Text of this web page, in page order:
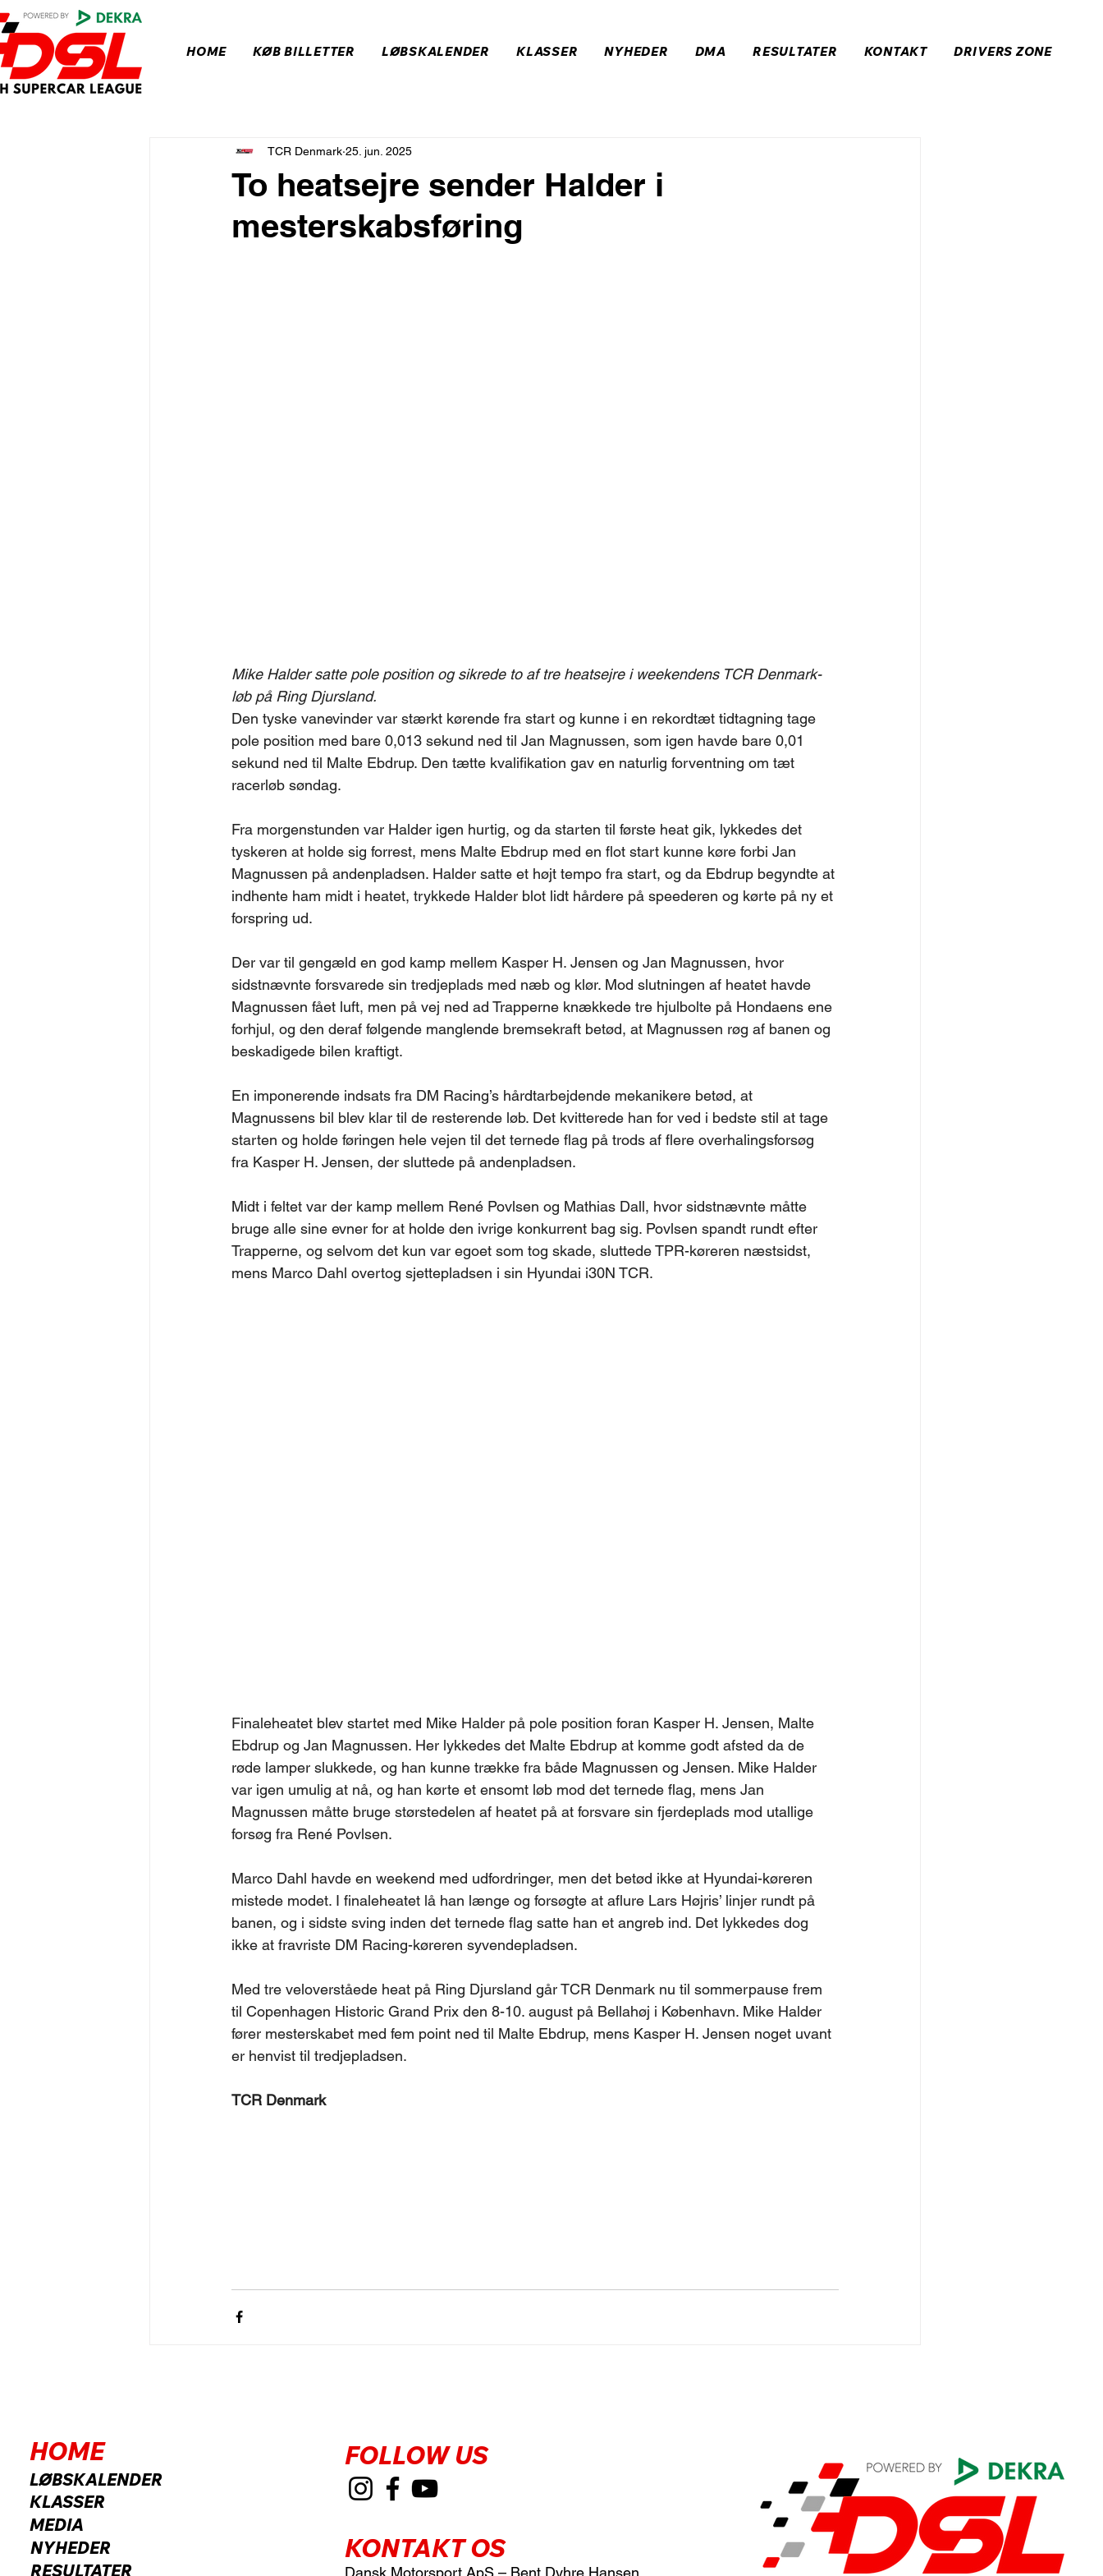
HOME KØB BILLETTER LØBSKALENDER KLASSER NYHEDER DMA RESULTATER KONTAKT DRIVERS ZONE
To heatsejre sender Halder i
mesterskabsføring
TCR Denmark 25. jun. 2025
Mike Halder satte pole position og sikrede to af tre heatsejre i weekendens TCR Denmark-
løb på Ring Djursland.
Den tyske vanevinder var stærkt kørende fra start og kunne i en rekordtæt tidtagning tage
pole position med bare 0,013 sekund ned til Jan Magnussen, som igen havde bare 0,01
sekund ned til Malte Ebdrup. Den tætte kvalifikation gav en naturlig forventning om tæt
racerløb søndag.
Fra morgenstunden var Halder igen hurtig, og da starten til første heat gik, lykkedes det
tyskeren at holde sig forrest, mens Malte Ebdrup med en flot start kunne køre forbi Jan
Magnussen på andenpladsen. Halder satte et højt tempo fra start, og da Ebdrup begyndte at
indhente ham midt i heatet, trykkede Halder blot lidt hårdere på speederen og kørte på ny et
forspring ud.
Der var til gengæld en god kamp mellem Kasper H. Jensen og Jan Magnussen, hvor
sidstnævnte forsvarede sin tredjeplads med næb og klør. Mod slutningen af heatet havde
Magnussen fået luft, men på vej ned ad Trapperne knækkede tre hjulbolte på Hondaens ene
forhjul, og den deraf følgende manglende bremsekraft betød, at Magnussen røg af banen og
beskadigede bilen kraftigt.
En imponerende indsats fra DM Racing’s hårdtarbejdende mekanikere betød, at
Magnussens bil blev klar til de resterende løb. Det kvitterede han for ved i bedste stil at tage
starten og holde føringen hele vejen til det ternede flag på trods af flere overhalingsforsøg
fra Kasper H. Jensen, der sluttede på andenpladsen.
Midt i feltet var der kamp mellem René Povlsen og Mathias Dall, hvor sidstnævnte måtte
bruge alle sine evner for at holde den ivrige konkurrent bag sig. Povlsen spandt rundt efter
Trapperne, og selvom det kun var egoet som tog skade, sluttede TPR-køreren næstsidst,
mens Marco Dahl overtog sjettepladsen i sin Hyundai i30N TCR.
Finaleheatet blev startet med Mike Halder på pole position foran Kasper H. Jensen, Malte
Ebdrup og Jan Magnussen. Her lykkedes det Malte Ebdrup at komme godt afsted da de
røde lamper slukkede, og han kunne trække fra både Magnussen og Jensen. Mike Halder
var igen umulig at nå, og han kørte et ensomt løb mod det ternede flag, mens Jan
Magnussen måtte bruge størstedelen af heatet på at forsvare sin fjerdeplads mod utallige
forsøg fra René Povlsen.
Marco Dahl havde en weekend med udfordringer, men det betød ikke at Hyundai-køreren
mistede modet. I finaleheatet lå han længe og forsøgte at aflure Lars Højris’ linjer rundt på
banen, og i sidste sving inden det ternede flag satte han et angreb ind. Det lykkedes dog
ikke at fravriste DM Racing-køreren syvendepladsen.
Med tre veloverståede heat på Ring Djursland går TCR Denmark nu til sommerpause frem
til Copenhagen Historic Grand Prix den 8-10. august på Bellahøj i København. Mike Halder
fører mesterskabet med fem point ned til Malte Ebdrup, mens Kasper H. Jensen noget uvant
er henvist til tredjepladsen.
TCR Denmark
HOME
LØBSKALENDER
KLASSER
MEDIA
NYHEDER
RESULTATER
FOLLOW US
KONTAKT OS
Dansk Motorsport ApS – Bent Dyhre Hansen